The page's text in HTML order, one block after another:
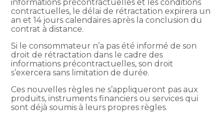
informations précontractuelles et les conditions
contractuelles, le délai de rétractation expirera un
an et 14 jours calendaires après la conclusion du
contrat à distance.
Si le consommateur n’a pas été informé de son
droit de rétractation dans le cadre des
informations précontractuelles, son droit
s’exercera sans limitation de durée.
Ces nouvelles règles ne s’appliqueront pas aux
produits, instruments financiers ou services qui
sont déjà soumis à leurs propres règles.